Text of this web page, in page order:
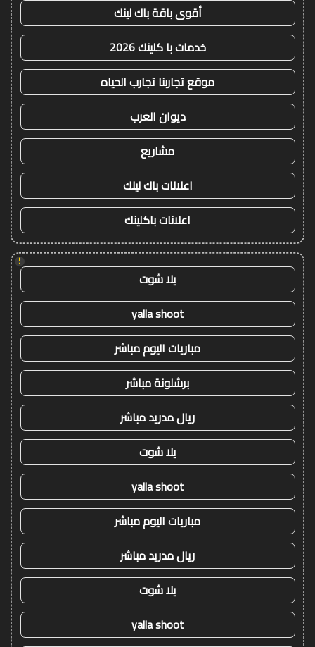
أقوى باقة باك لينك
خدمات با كلينك 2026
موقع تجاربنا تجارب الحياه
ديوان العرب
مشاريع
اعلانات باك لينك
اعلانات باكلينك
!
يلا شوت
yalla shoot
مباريات اليوم مباشر
برشلونة مباشر
ريال مدريد مباشر
يلا شوت
yalla shoot
مباريات اليوم مباشر
ريال مدريد مباشر
يلا شوت
yalla shoot